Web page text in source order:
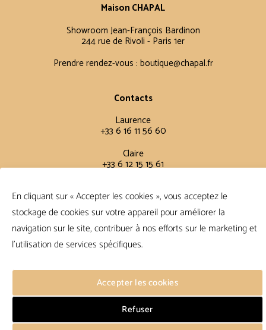
En cliquant sur « Accepter les cookies », vous acceptez le
stockage de cookies sur votre appareil pour améliorer la
navigation sur le site, contribuer à nos efforts sur le marketing et
l'utilisation de services spécifiques.
Accepter les cookies
Refuser
Maison CHAPAL
Showroom Jean-François Bardinon
244 rue de Rivoli - Paris 1er
Prendre rendez-vous : boutique@chapal.fr
Contacts
Laurence
+33 6 16 11 56 60
Claire
+33 6 12 15 15 61
Conditions Générales
FAQ
Conditions de vente
Politique de confidentialité
Suivre